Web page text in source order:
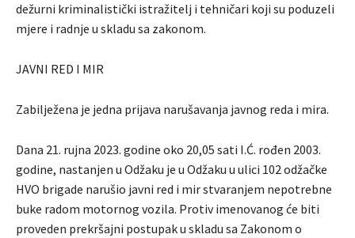
dežurni kriminalistički istražitelj i tehničari koji su poduzeli
mjere i radnje u skladu sa zakonom.
JAVNI RED I MIR
Zabilježena je jedna prijava narušavanja javnog reda i mira.
Dana 21. rujna 2023. godine oko 20,05 sati I.Ć. rođen 2003.
godine, nastanjen u Odžaku je u Odžaku u ulici 102 odžačke
HVO brigade narušio javni red i mir stvaranjem nepotrebne
buke radom motornog vozila. Protiv imenovanog će biti
proveden prekršajni postupak u skladu sa Zakonom o